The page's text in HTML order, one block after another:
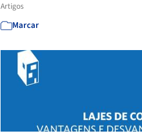
Artigos
Marcar